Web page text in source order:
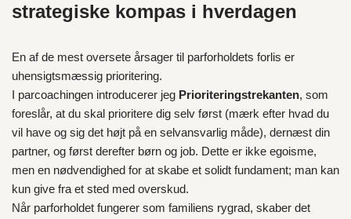
strategiske kompas i hverdagen
En af de mest oversete årsager til parforholdets forlis er
uhensigtsmæssig prioritering.
I parcoachingen introducerer jeg Prioriteringstrekanten, som
foreslår, at du skal prioritere dig selv først (mærk efter hvad du
vil have og sig det højt på en selvansvarlig måde), dernæst din
partner, og først derefter børn og job. Dette er ikke egoisme,
men en nødvendighed for at skabe et solidt fundament; man kan
kun give fra et sted med overskud.
Når parforholdet fungerer som familiens rygrad, skaber det